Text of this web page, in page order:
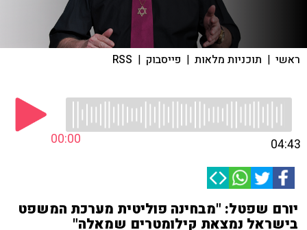
ראשי | תוכניות מלאות | פייסבוק |
RSS
00:00 04:43
יורם שפטל: "מבחינה פוליטית מערכת המשפט
בישראל נמצאת קילומטרים שמאלה"